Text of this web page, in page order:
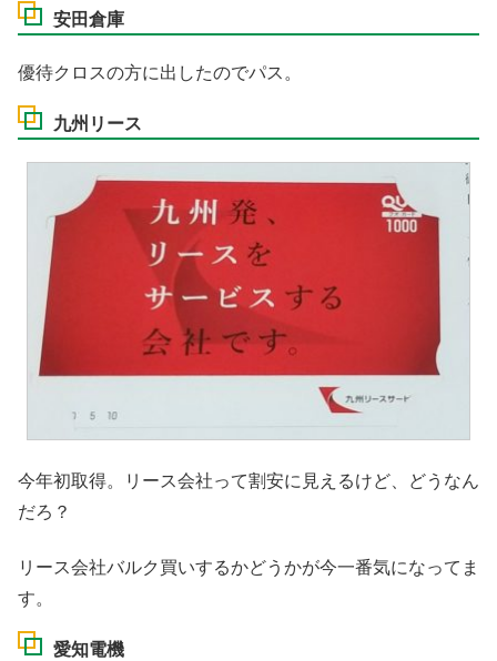
安田倉庫
優待クロスの方に出したのでパス。
九州リース
今年初取得。リース会社って割安に見えるけど、どうなん
だろ？
リース会社バルク買いするかどうかが今一番気になってま
す。
愛知電機